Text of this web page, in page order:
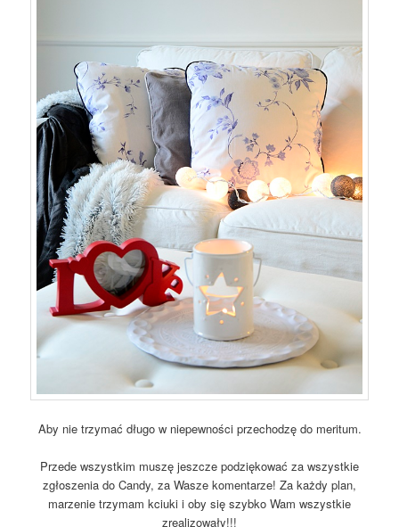
Aby nie trzymać długo w niepewności przechodzę do meritum.
Przede wszystkim muszę jeszcze podziękować za wszystkie
zgłoszenia do Candy, za Wasze komentarze! Za każdy plan,
marzenie trzymam kciuki i oby się szybko Wam wszystkie
zrealizowały!!!